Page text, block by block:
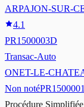
ARPAJON-SUR-
4.1
PR1500003D
Transac-Auto
ONET-LE-
Non noté
Procédure Simplifiée